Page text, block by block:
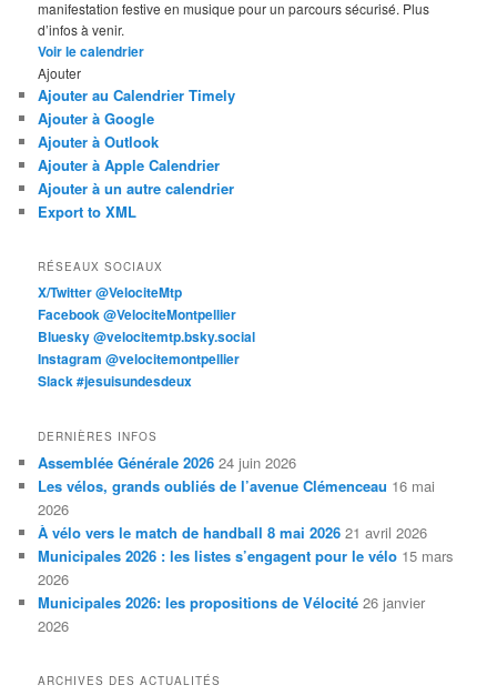
manifestation festive en musique pour un parcours sécurisé. Plus
d’infos à venir.
Voir le calendrier
Ajouter
Ajouter au Calendrier Timely
Ajouter à Google
Ajouter à Outlook
Ajouter à Apple Calendrier
Ajouter à un autre calendrier
Export to XML
RÉSEAUX SOCIAUX
X/Twitter @VelociteMtp
Facebook @VelociteMontpellier
Bluesky @velocitemtp.bsky.social
Instagram @velocitemontpellier
Slack #jesuisundesdeux
DERNIÈRES INFOS
Assemblée Générale 2026 24 juin 2026
Les vélos, grands oubliés de l’avenue Clémenceau 16 mai
2026
À vélo vers le match de handball 8 mai 2026 21 avril 2026
Municipales 2026 : les listes s’engagent pour le vélo 15 mars
2026
Municipales 2026: les propositions de Vélocité 26 janvier
2026
ARCHIVES DES ACTUALITÉS